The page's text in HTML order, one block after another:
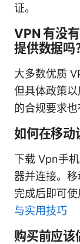
证。
VPN 有没
提供数据吗
大多数优质
但具体政策
的合规要求也
如何在移动
下载 Vpn手
器并连接。移
完成后即可使
与实用技巧
购买前应该